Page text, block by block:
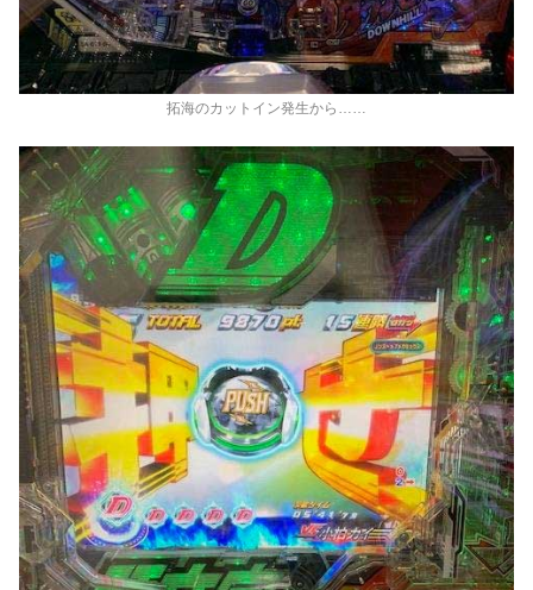
拓海のカットイン発生から……